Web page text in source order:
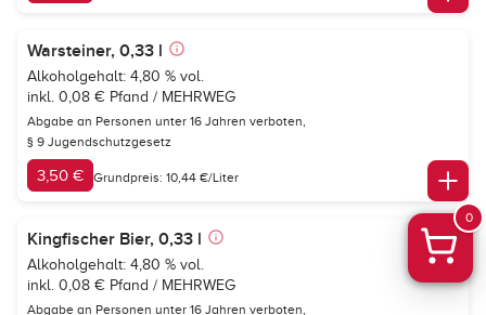
Warsteiner, 0,33 l
Alkoholgehalt: 4,80 % vol.
inkl. 0,08 € Pfand / MEHRWEG
Abgabe an Personen unter 16 Jahren verboten,
§ 9 Jugendschutzgesetz
3,50 € Grundpreis: 10,44 €/Liter
Kingfischer Bier, 0,33 l
Alkoholgehalt: 4,80 % vol.
inkl. 0,08 € Pfand / MEHRWEG
Abgabe an Personen unter 16 Jahren verboten,
0